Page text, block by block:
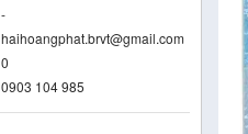
-
haihoangphat.brvt@gmail.com
0
0903 104 985